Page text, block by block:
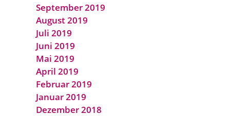
September 2019
August 2019
Juli 2019
Juni 2019
Mai 2019
April 2019
Februar 2019
Januar 2019
Dezember 2018